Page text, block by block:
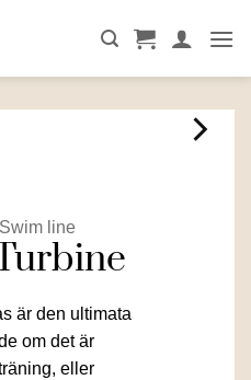
Swim line
är den ultimata
om det är
eller